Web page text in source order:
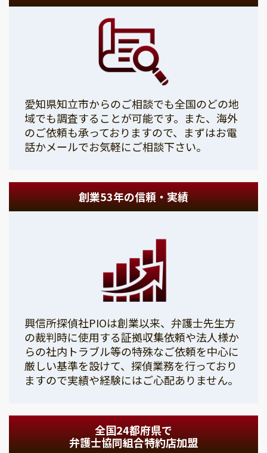
愛知県知立市からのご相談でも全国のどの地
域でも調査することが可能です。また、海外
のご依頼も承っておりますので、まずはお電
話かメールでお気軽にご相談下さい。
創業53年の信頼・実績
興信所探偵社PIOは創業以来、弁護士先生方
の裁判時に使用する証拠収集依頼や法人様か
らの社内トラブル等の特殊なご依頼を中心に
厳しい基準を設けて、探偵業務を行っており
ますので実績や経験にはご心配ありません。
全国24都府県で
弁護士協同組合特約店加盟